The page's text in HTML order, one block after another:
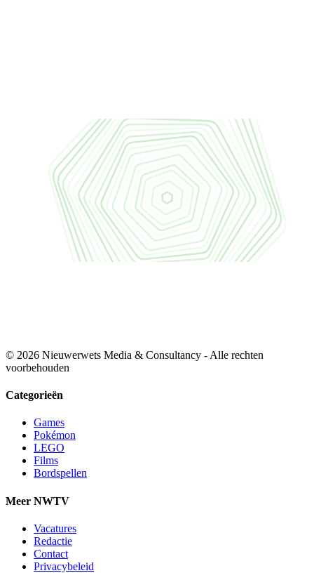
© 2026 Nieuwerwets Media & Consultancy - Alle rechten
voorbehouden
Categorieën
Games
Pokémon
LEGO
Films
Bordspellen
Meer NWTV
Vacatures
Redactie
Contact
Privacybeleid